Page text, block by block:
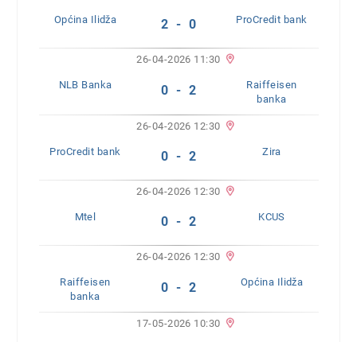
Općina Ilidža 2 - 0 ProCredit bank
26-04-2026 11:30
NLB Banka 0 - 2
Raiffeisen
banka
26-04-2026 12:30
ProCredit bank 0 - 2 Zira
26-04-2026 12:30
Mtel 0 - 2 KCUS
26-04-2026 12:30
Raiffeisen
banka
0 - 2 Općina Ilidža
17-05-2026 10:30